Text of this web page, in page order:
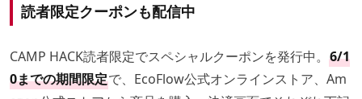
読者限定クーポンも配信中
CAMP HACK読者限定でスペシャルクーポンを発行中。 6/1
0までの期間限定で、EcoFlow公式オンラインストア、Am